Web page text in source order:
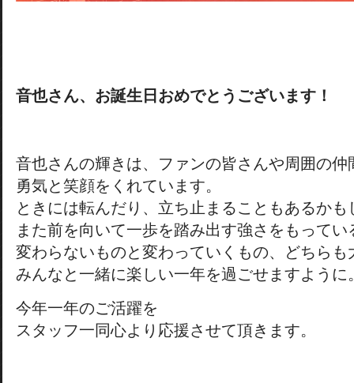
音也さん、お誕生日おめでとうございます！
音也さんの輝きは、ファンの皆さんや周囲の仲
勇気と笑顔をくれています。
ときには転んだり、立ち止まることもあるかも
また前を向いて一歩を踏み出す強さをもってい
変わらないものと変わっていくもの、どちらも
みんなと一緒に楽しい一年を過ごせますように
今年一年のご活躍を
スタッフ一同心より応援させて頂きます。